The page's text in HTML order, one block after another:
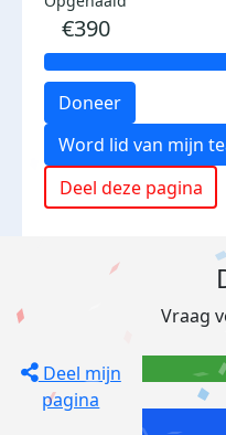
€390
Doneer
Word lid van mijn
Deel deze pagina
Deel mijn
pagina
Vraag